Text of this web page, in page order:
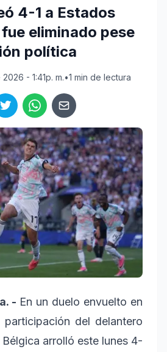
4-1 a Estados
eliminado pese
política
- 1:41p. m.•1 min de lectura
- En un duelo envuelto en
del delantero
arrolló este lunes 4-